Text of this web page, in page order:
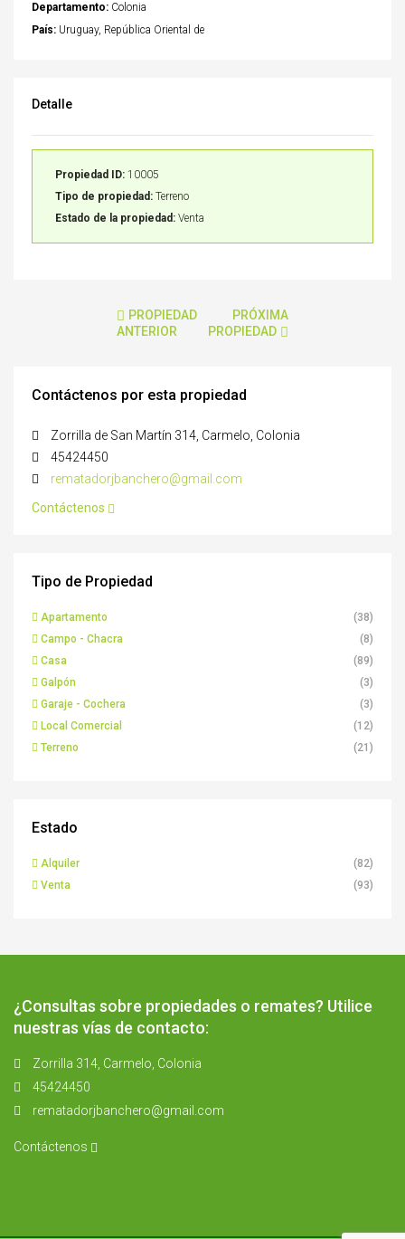
Departamento: Colonia
País: Uruguay, República Oriental de
Detalle
Propiedad ID: 10005
Tipo de propiedad: Terreno
Estado de la propiedad: Venta
PROPIEDAD
ANTERIOR
PRÓXIMA
PROPIEDAD
Contáctenos por esta propiedad
Zorrilla de San Martín 314, Carmelo, Colonia
45424450
rematadorjbanchero@gmail.com
Contáctenos
Tipo de Propiedad
Apartamento
(38)
Campo - Chacra
(8)
Casa
(89)
Galpón
(3)
Garaje - Cochera
(3)
Local Comercial
(12)
Terreno
(21)
Estado
Alquiler
(82)
Venta
(93)
¿Consultas sobre propiedades o remates? Utilice
nuestras vías de contacto:
Zorrilla 314, Carmelo, Colonia
45424450
rematadorjbanchero@gmail.com
Contáctenos